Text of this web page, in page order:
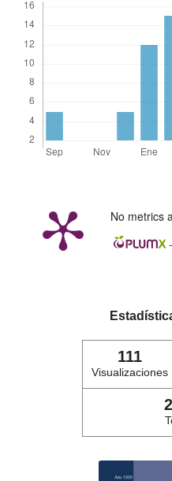
No metrics
-
111
Visualizaciones